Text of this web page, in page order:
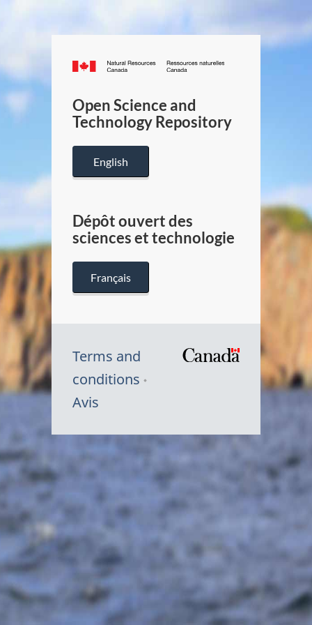
Canada.ca
/
Canada
Open Science and
Technology Repository
English
Dépôt ouvert des
sciences et technologie
Français
Terms and
conditions
Avis
Symbole
Canada